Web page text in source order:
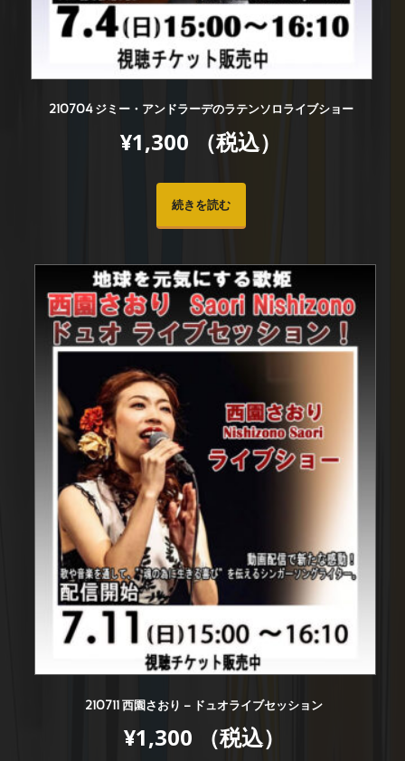
210704 ジミー・アンドラーデのラテンソロライブショー
¥1,300 （税込）
続きを読む
210711 西園さおり – ドュオライブセッション
¥1,300 （税込）